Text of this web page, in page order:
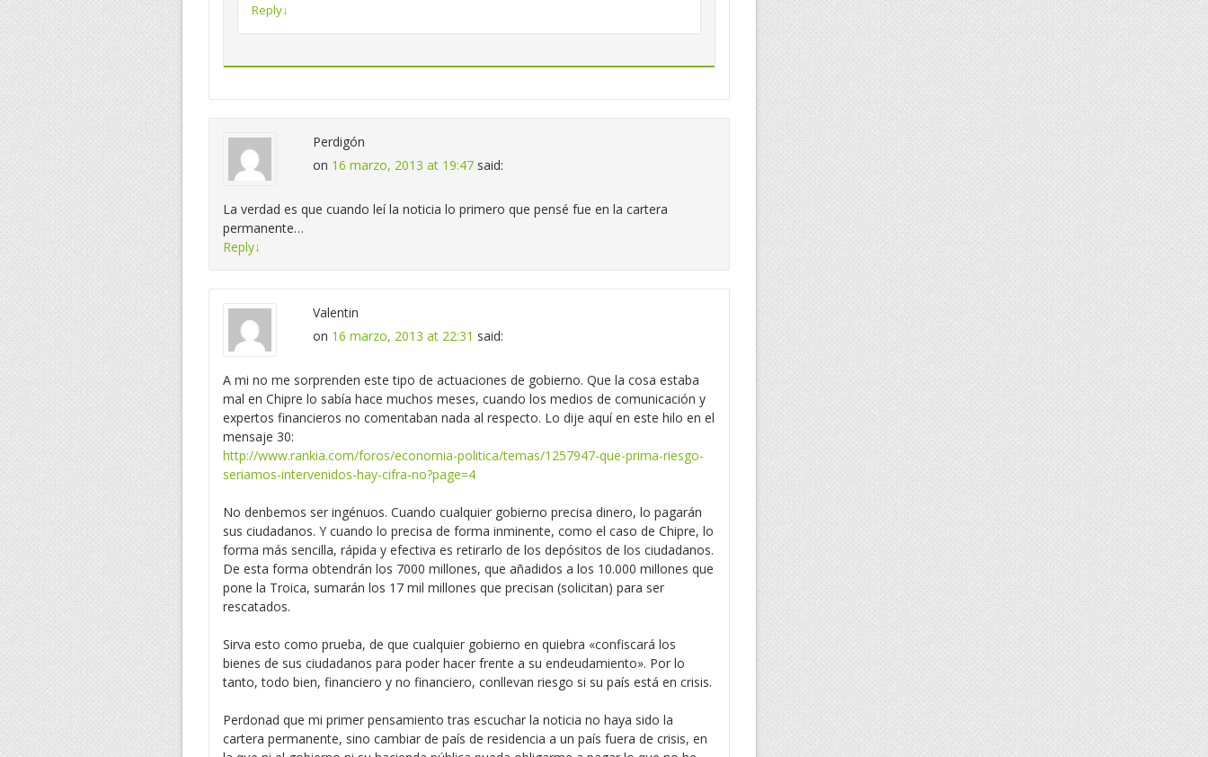
Reply↓
Perdigón
on 16 marzo, 2013 at 19:47 said:
La verdad es que cuando leí la noticia lo primero que pensé fue en la cartera
permanente…
Reply↓
Valentin
on 16 marzo, 2013 at 22:31 said:
A mi no me sorprenden este tipo de actuaciones de gobierno. Que la cosa estaba
mal en Chipre lo sabía hace muchos meses, cuando los medios de comunicación y
expertos financieros no comentaban nada al respecto. Lo dije aquí en este hilo en el
mensaje 30:
http://www.rankia.com/foros/economia-politica/temas/1257947-que-prima-riesgo-
seriamos-intervenidos-hay-cifra-no?page=4
No denbemos ser ingénuos. Cuando cualquier gobierno precisa dinero, lo pagarán
sus ciudadanos. Y cuando lo precisa de forma inminente, como el caso de Chipre, lo
forma más sencilla, rápida y efectiva es retirarlo de los depósitos de los ciudadanos.
De esta forma obtendrán los 7000 millones, que añadidos a los 10.000 millones que
pone la Troica, sumarán los 17 mil millones que precisan (solicitan) para ser
rescatados.
Sirva esto como prueba, de que cualquier gobierno en quiebra «confiscará los
bienes de sus ciudadanos para poder hacer frente a su endeudamiento». Por lo
tanto, todo bien, financiero y no financiero, conllevan riesgo si su país está en crisis.
Perdonad que mi primer pensamiento tras escuchar la noticia no haya sido la
cartera permanente, sino cambiar de país de residencia a un país fuera de crisis, en